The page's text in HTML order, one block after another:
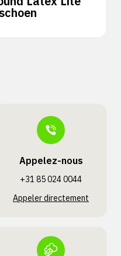
Appelez-nous
+31 85 024 0044
Appeler directement